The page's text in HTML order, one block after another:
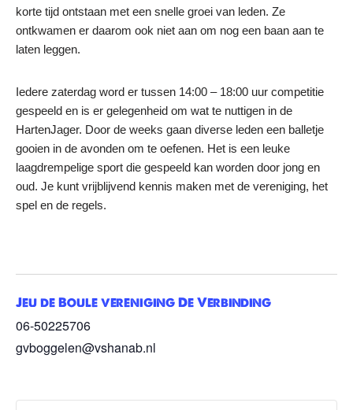
korte tijd ontstaan met een snelle groei van leden. Ze
ontkwamen er daarom ook niet aan om nog een baan aan te
laten leggen.
Iedere zaterdag word er tussen 14:00 – 18:00 uur competitie
gespeeld en is er gelegenheid om wat te nuttigen in de
HartenJager. Door de weeks gaan diverse leden een balletje
gooien in de avonden om te oefenen. Het is een leuke
laagdrempelige sport die gespeeld kan worden door jong en
oud. Je kunt vrijblijvend kennis maken met de vereniging, het
spel en de regels.
Jeu de Boule vereniging De Verbinding
06-50225706
gvboggelen@vshanab.nl